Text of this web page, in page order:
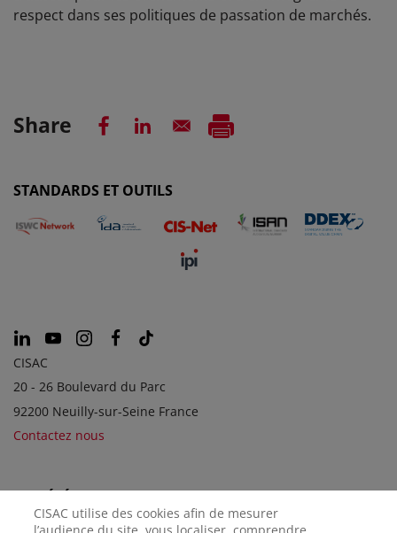
respect dans ses politiques de passation de marchés.
Share
STANDARDS ET OUTILS
CISAC
20 - 26 Boulevard du Parc
92200 Neuilly-sur-Seine France
Contactez nous
CISAC utilise des cookies afin de mesurer